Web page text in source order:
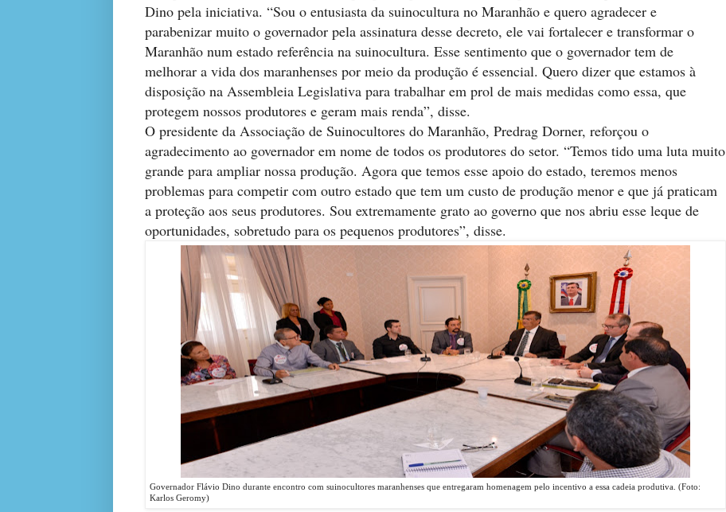
Dino pela iniciativa. “Sou o entusiasta da suinocultura no Maranhão e quero agradecer e
parabenizar muito o governador pela assinatura desse decreto, ele vai fortalecer e transformar o
Maranhão num estado referência na suinocultura. Esse sentimento que o governador tem de
melhorar a vida dos maranhenses por meio da produção é essencial. Quero dizer que estamos à
disposição na Assembleia Legislativa para trabalhar em prol de mais medidas como essa, que
protegem nossos produtores e geram mais renda”, disse.
O presidente da Associação de Suinocultores do Maranhão, Predrag Dorner, reforçou o
agradecimento ao governador em nome de todos os produtores do setor. “Temos tido uma luta muito
grande para ampliar nossa produção. Agora que temos esse apoio do estado, teremos menos
problemas para competir com outro estado que tem um custo de produção menor e que já praticam
a proteção aos seus produtores. Sou extremamente grato ao governo que nos abriu esse leque de
oportunidades, sobretudo para os pequenos produtores”, disse.
Governador Flávio Dino durante encontro com suinocultores maranhenses que entregaram homenagem pelo incentivo a essa cadeia produtiva. (Foto:
Karlos Geromy)